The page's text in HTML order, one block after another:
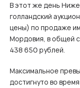
В этот же день
голландский
цены) по продаже
Мордовия, в общей
438 650 рублей.
Максимальное
достигнуто во